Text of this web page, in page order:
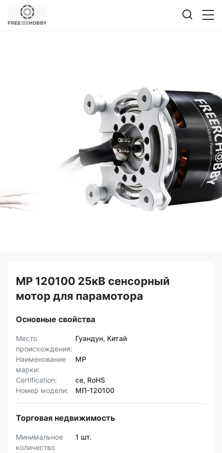
MP 120100 25кВ сенсорный
мотор для парамотора
Основные свойства
Место
происхождения:
Гуандун, Китай
Наименование
марки:
MP
Certification:
ce, RoHS
Номер модели:
МП-120100
Торговая недвижимость
Минимальное
количество
1 шт.